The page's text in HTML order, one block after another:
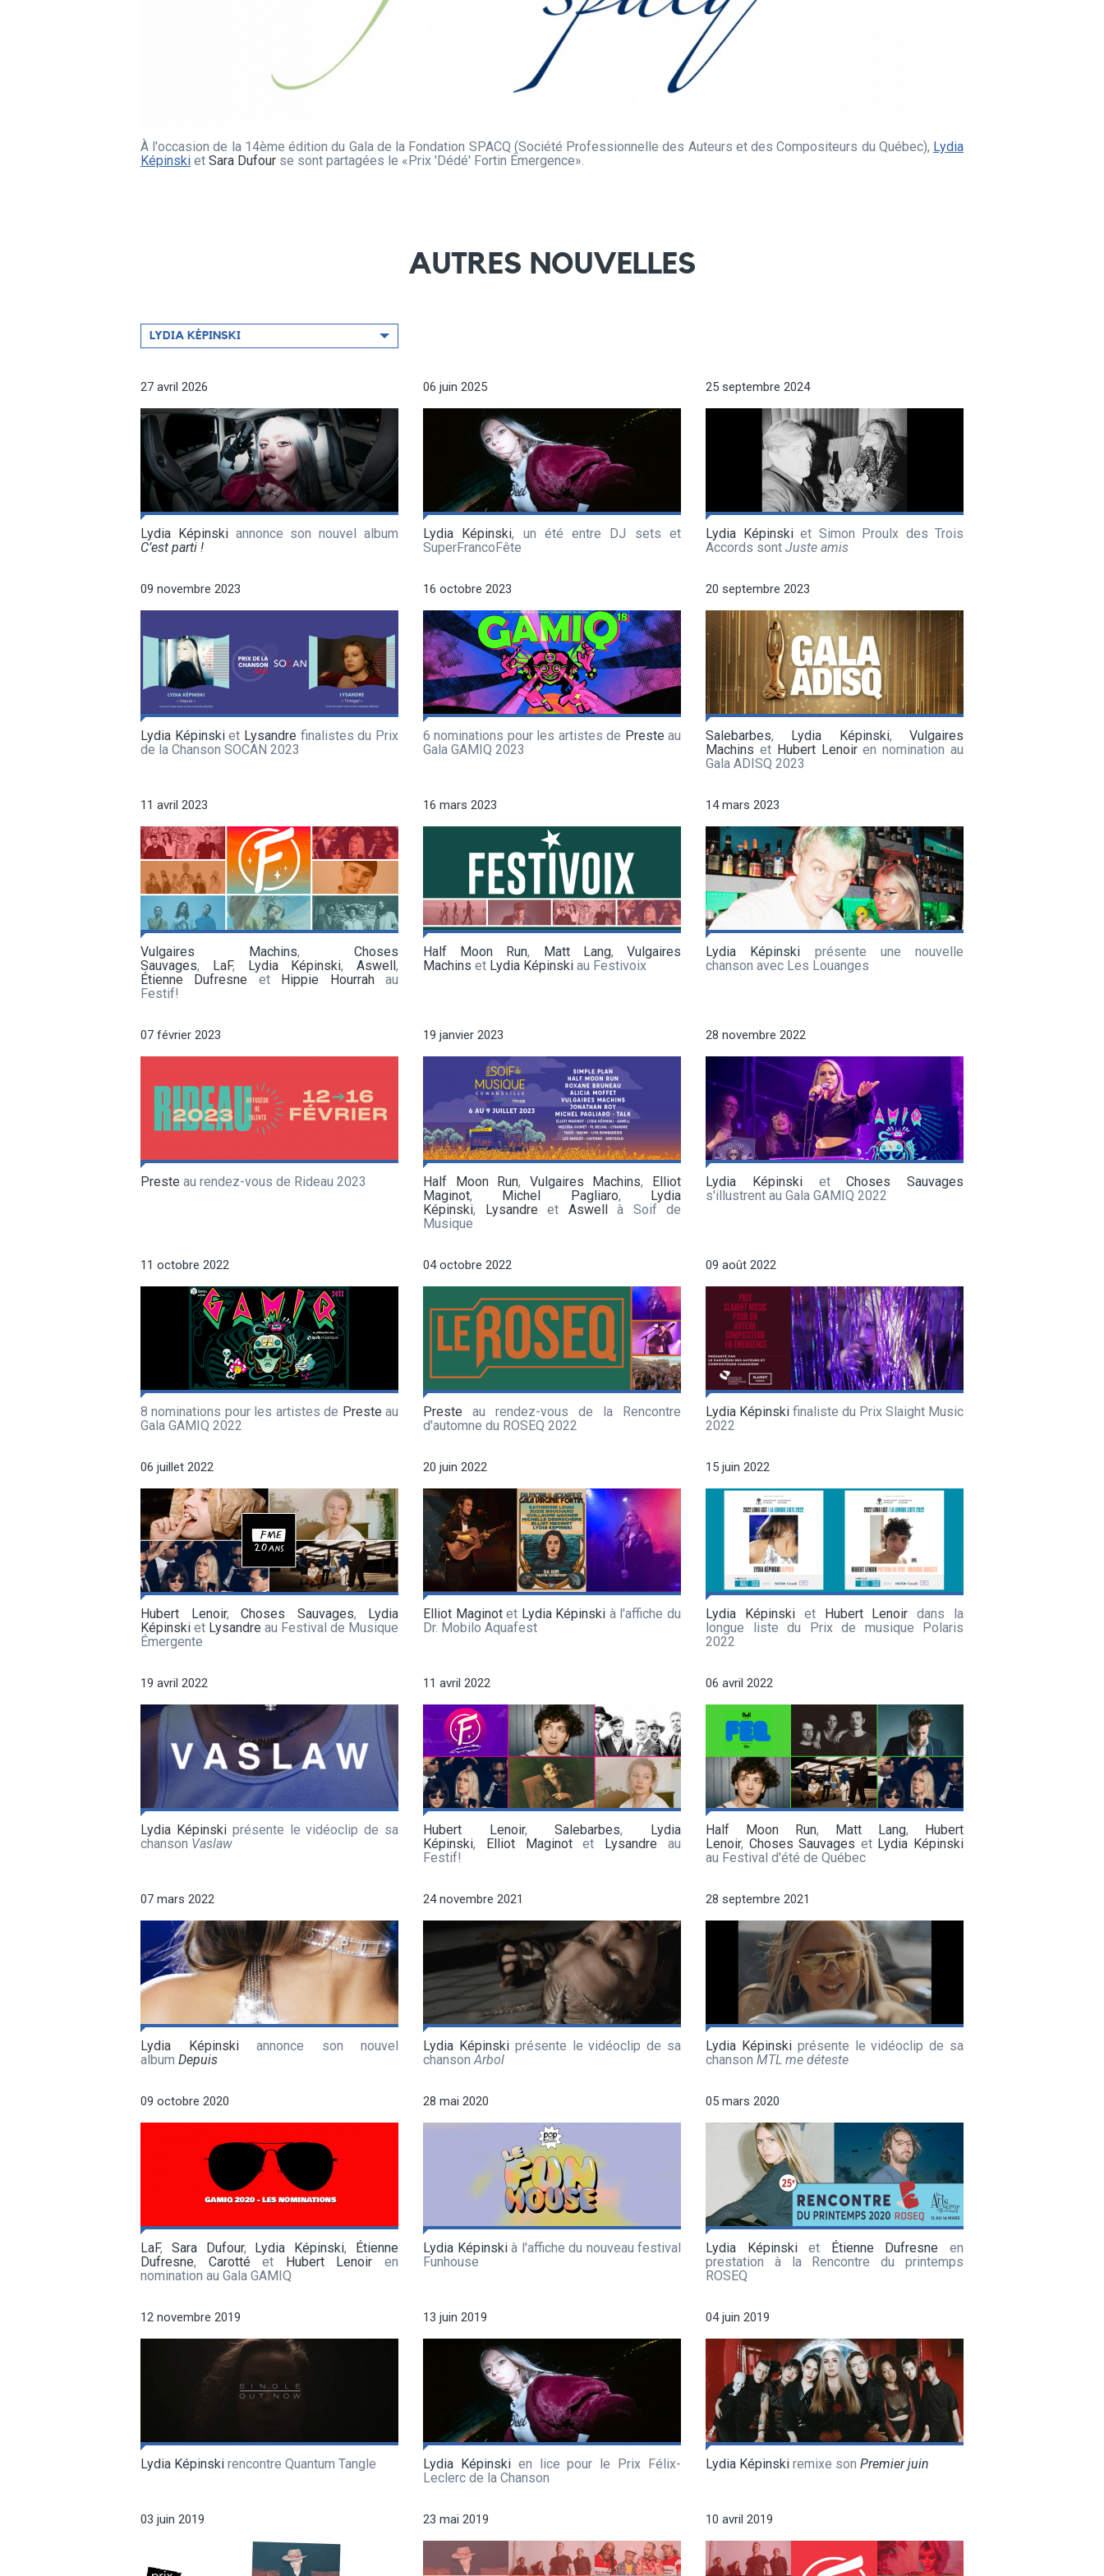
À l'occasion de la 14ème édition du Gala de la Fondation SPACQ (Société Professionnelle des Auteurs et des Compositeurs du Québec), Lydia
Képinski et Sara Dufour se sont partagées le «Prix 'Dédé' Fortin Émergence».
AUTRES NOUVELLES
Filtrer
par
LYDIA KÉPINSKI
27 avril 2026
Lydia Képinskiannonce son nouvel album
C’est parti !
06 juin 2025
Lydia Képinski, un été entre DJ sets et
SuperFrancoFête
25 septembre 2024
Lydia Képinskiet Simon Proulx des Trois
Accords sont Juste amis
09 novembre 2023
Lydia Képinskiet Lysandre finalistes du Prix
de la Chanson SOCAN 2023
16 octobre 2023
6 nominations pour les artistes de Preste au
Gala GAMIQ 2023
20 septembre 2023
Salebarbes, Lydia Képinski,Vulgaires
Machins et Hubert Lenoiren nomination au
Gala ADISQ 2023
11 avril 2023
Vulgaires Machins, Choses
Sauvages, LaF, Lydia Képinski, Aswell,
Étienne Dufresne et Hippie Hourrahau
Festif!
16 mars 2023
Half Moon Run, Matt Lang,Vulgaires
Machins et Lydia Képinski au Festivoix
14 mars 2023
Lydia Képinski présente une nouvelle
chanson avec Les Louanges
07 février 2023
Preste au rendez-vous de Rideau 2023
19 janvier 2023
Half Moon Run, Vulgaires Machins, Elliot
Maginot, Michel Pagliaro, Lydia
Képinski, Lysandre et Aswellà Soif de
Musique
28 novembre 2022
Lydia KépinskietChoses Sauvages
s'illustrent au Gala GAMIQ 2022
11 octobre 2022
8 nominations pour les artistes de Preste au
Gala GAMIQ 2022
04 octobre 2022
Preste au rendez-vous de la Rencontre
d'automne du ROSEQ 2022
09 août 2022
Lydia Képinski finaliste du Prix Slaight Music
2022
06 juillet 2022
Hubert Lenoir, Choses Sauvages, Lydia
Képinski et Lysandre au Festival de Musique
Émergente
20 juin 2022
Elliot Maginotet Lydia Képinski à l'affiche du
Dr. Mobilo Aquafest
15 juin 2022
Lydia Képinskiet Hubert Lenoir dans la
longue liste du Prix de musique Polaris
2022
19 avril 2022
Lydia Képinskiprésente le vidéoclip de sa
chanson Vaslaw
11 avril 2022
Hubert Lenoir,Salebarbes, Lydia
Képinski, Elliot Maginotet Lysandre au
Festif!
06 avril 2022
Half Moon Run, Matt Lang, Hubert
Lenoir, Choses Sauvages et Lydia Képinski
au Festival d'été de Québec
07 mars 2022
Lydia Képinskiannonce son nouvel
album Depuis
24 novembre 2021
Lydia Képinskiprésente le vidéoclip de sa
chansonArbol
28 septembre 2021
Lydia Képinskiprésente le vidéoclip de sa
chanson MTL me déteste
09 octobre 2020
LaF, Sara Dufour, Lydia Képinski, Étienne
Dufresne, Carotté et Hubert Lenoir en
nomination au Gala GAMIQ
28 mai 2020
Lydia Képinskià l'affiche du nouveau festival
Funhouse
05 mars 2020
Lydia Képinskiet Étienne Dufresne en
prestation à la Rencontre du printemps
ROSEQ
12 novembre 2019
Lydia Képinski rencontre Quantum Tangle
13 juin 2019
Lydia Képinskien lice pour le Prix Félix-
Leclerc de la Chanson
04 juin 2019
Lydia Képinski remixe son Premier juin
03 juin 2019 23 mai 2019 10 avril 2019